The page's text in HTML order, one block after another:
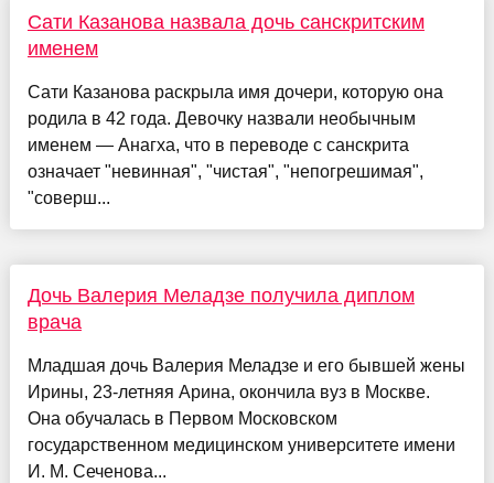
Сати Казанова назвала дочь санскритским
именем
Сати Казанова раскрыла имя дочери, которую она
родила в 42 года. Девочку назвали необычным
именем — Анагха, что в переводе с санскрита
означает "невинная", "чистая", "непогрешимая",
"соверш...
Дочь Валерия Меладзе получила диплом
врача
Младшая дочь Валерия Меладзе и его бывшей жены
Ирины, 23-летняя Арина, окончила вуз в Москве.
Она обучалась в Первом Московском
государственном медицинском университете имени
И. М. Сеченова...